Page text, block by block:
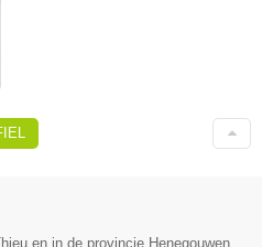
en in de provincie Henegouwen.